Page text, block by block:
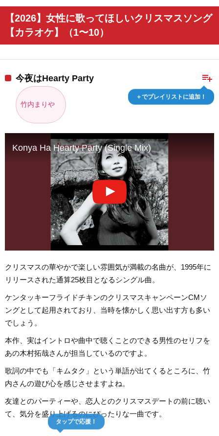
【2026】女性に歌ってほしいクリスマスソング
【カラオケ】（1〜10）
playlist_add
＋でプレイリストに追加！
今夜はHearty Party
竹内まりや
Konya Ha Hearty Party (Single Mix)
クリスマスの華やかで楽しい雰囲気が満載の名曲が、1995年に
リリースされた通算25枚目となるシングル曲。
ケンタッキーフライドチキンのクリスマスキャンペーンCMソ
ングとして起用されており、当時を懐かしく思い出す方も多い
でしょう。
本作、実はイントロや曲中で聴くことのできる男性のセリフを
あの木村拓哉さんが担当しているのですよ。
歌詞の中でも「キムタク」という単語が出てくるところに、竹
内さんの遊び心を感じさせますよね。
友達とのパーティーや、恋人とのクリスマスデートの前に聴い
て、気分を盛り上げるのにぴったりな一曲です。
タップで応援！